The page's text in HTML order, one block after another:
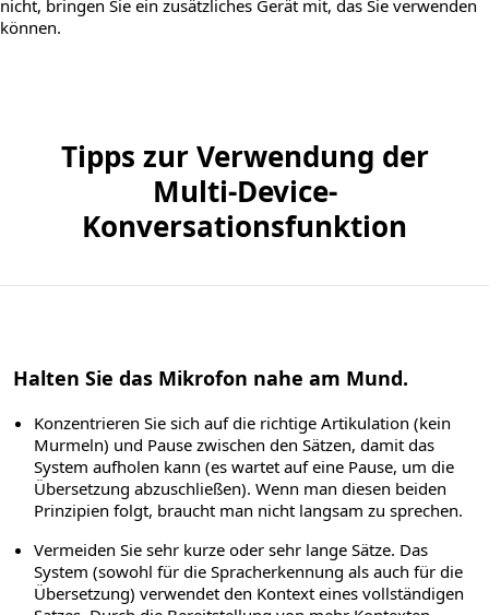
nicht, bringen Sie ein zusätzliches Gerät mit, das Sie verwenden
können.
Tipps zur Verwendung der
Multi-Device-
Konversationsfunktion
Halten Sie das Mikrofon nahe am Mund.
Konzentrieren Sie sich auf die richtige Artikulation (kein
Murmeln) und Pause zwischen den Sätzen, damit das
System aufholen kann (es wartet auf eine Pause, um die
Übersetzung abzuschließen). Wenn man diesen beiden
Prinzipien folgt, braucht man nicht langsam zu sprechen.
Vermeiden Sie sehr kurze oder sehr lange Sätze. Das
System (sowohl für die Spracherkennung als auch für die
Übersetzung) verwendet den Kontext eines vollständigen